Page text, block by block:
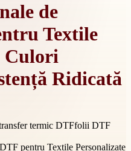
de
Textile
Culori
Ridicată
termic DTFfolii DTF